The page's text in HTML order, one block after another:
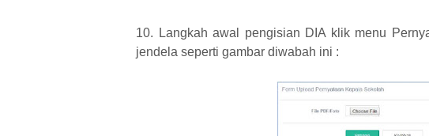
10. Langkah awal pengisian DIA klik menu
jendela seperti gambar diwabah ini :